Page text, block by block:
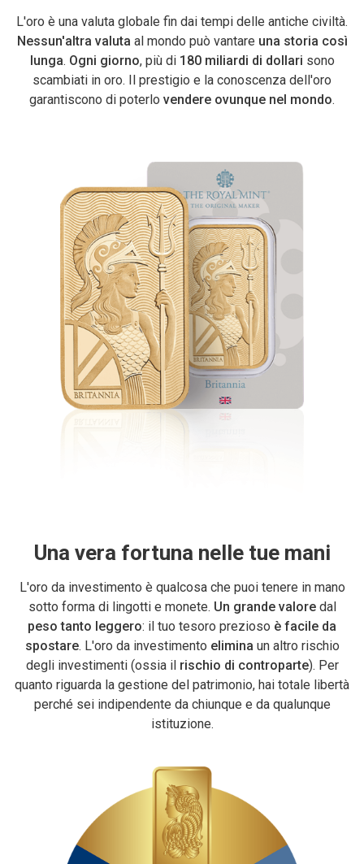
L'oro è una valuta globale fin dai tempi delle antiche civiltà.
Nessun'altra valuta al mondo può vantare una storia così
lunga. Ogni giorno, più di 180 miliardi di dollari sono
scambiati in oro. Il prestigio e la conoscenza dell'oro
garantiscono di poterlo vendere ovunque nel mondo.
Una vera fortuna nelle tue mani
L'oro da investimento è qualcosa che puoi tenere in mano
sotto forma di lingotti e monete. Un grande valoredal
peso tanto leggero: il tuo tesoro prezioso è facile da
spostare. L'oro da investimento elimina un altro rischio
degli investimenti (ossia il rischio di controparte). Per
quanto riguarda la gestione del patrimonio, hai totale libertà
perché sei indipendente da chiunque e da qualunque
istituzione.